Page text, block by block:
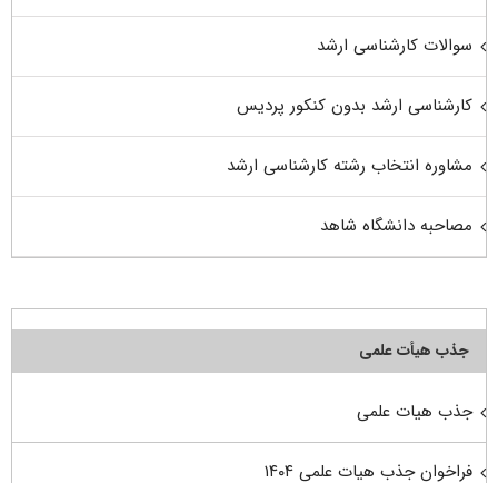
سوالات کارشناسی ارشد
کارشناسی ارشد بدون کنکور پردیس
مشاوره انتخاب رشته کارشناسی ارشد
مصاحبه دانشگاه شاهد
جذب هیأت علمی
جذب هیات علمی
فراخوان جذب هیات علمی ۱۴۰۴